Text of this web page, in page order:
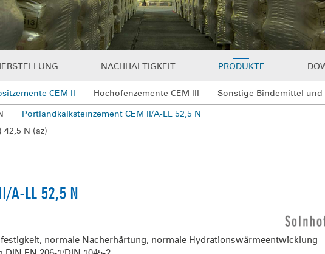
NACHHALTIGKEIT PRODUKTE
CEM II Hochofenzemente CEM III
Sonstige Bindemittel
Portlandkalksteinzement CEM II/A-LL 52,5 N
N (az)
A-LL 52,5 N
normale Nacherhärtung, normale Hydrationswärmeentwicklung